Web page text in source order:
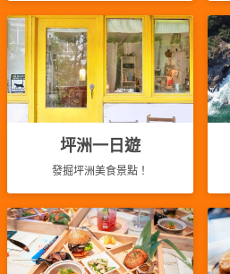
坪洲一日遊
發掘坪洲美食景點！